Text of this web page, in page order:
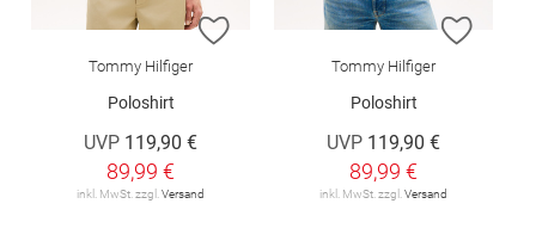
ZUR WUNSCHLISTE HINZUFÜGEN
Tommy Hilfiger
Poloshirt
UVP 119,90 €
89,99 €
inkl. MwSt. zzgl.Versand
ZUR
Tommy Hilfiger
Poloshirt
UVP 119,90 €
89,99 €
inkl. MwSt. zzgl.Versand